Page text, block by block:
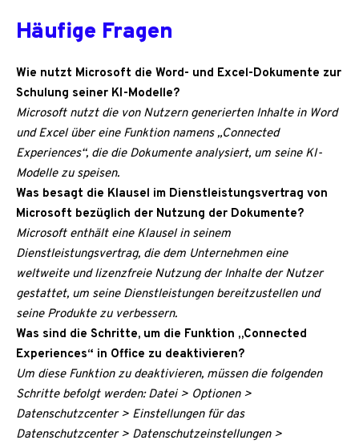
Häufige Fragen
Wie nutzt Microsoft die Word- und Excel-Dokumente zur
Schulung seiner KI-Modelle?
Microsoft nutzt die von Nutzern generierten Inhalte in Word
und Excel über eine Funktion namens „Connected
Experiences“, die die Dokumente analysiert, um seine KI-
Modelle zu speisen.
Was besagt die Klausel im Dienstleistungsvertrag von
Microsoft bezüglich der Nutzung der Dokumente?
Microsoft enthält eine Klausel in seinem
Dienstleistungsvertrag, die dem Unternehmen eine
weltweite und lizenzfreie Nutzung der Inhalte der Nutzer
gestattet, um seine Dienstleistungen bereitzustellen und
seine Produkte zu verbessern.
Was sind die Schritte, um die Funktion „Connected
Experiences“ in Office zu deaktivieren?
Um diese Funktion zu deaktivieren, müssen die folgenden
Schritte befolgt werden: Datei > Optionen >
Datenschutzcenter > Einstellungen für das
Datenschutzcenter > Datenschutzeinstellungen >